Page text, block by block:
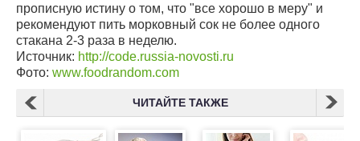
прописную истину о том, что "все хорошо в меру" и
рекомендуют пить морковный сок не более одного
стакана 2-3 раза в неделю.
Источник: http://code.russia-novosti.ru
Фото: www.foodrandom.com
ЧИТАЙТЕ ТАКЖЕ